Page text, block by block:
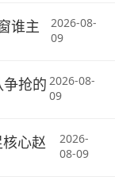
谁主
2026-08-
09
抢的 2026-08-
09
心赵
2026-
08-09